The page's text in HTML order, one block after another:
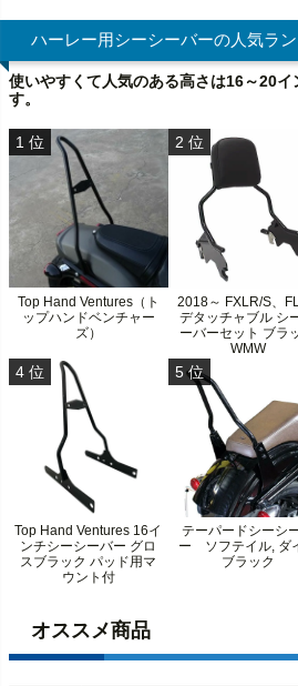
ハーレー用シーシーバーの人気ラ
使いやすくて人気のある高さは16～20
す。
Top Hand Ventures（ト
ップハンドベンチャー
ズ）
2018～ FXLR/S、
デタッチャブル シ
ーバーセット ブラ
WMW
Top Hand Ventures 16イ
ンチシーシーバー グロ
スブラック パッド用マ
ウント付
テーパードシーシ
ー ソフテイル, ダ
ブラック
オススメ商品